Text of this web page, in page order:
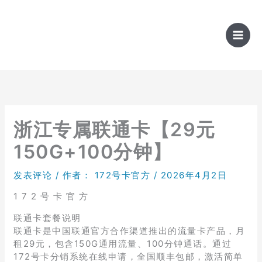
浙江专属联通卡【29元
150G+100分钟】
发表评论 / 作者： 172号卡官方 / 2026年4月2日
1 7 2 号 卡 官 方
联通卡套餐说明
联通卡是中国联通官方合作渠道推出的流量卡产品，月
租29元，包含150G通用流量、100分钟通话。通过
172号卡分销系统在线申请，全国顺丰包邮，激活简单